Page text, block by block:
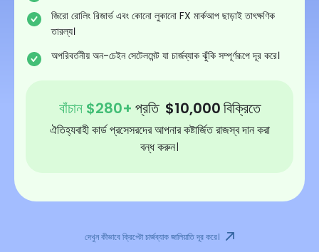
জিরো রোলিং রিজার্ভ এবং কোনো লুকানো FX মার্কআপ ছাড়াই তাৎক্ষণিক
তারল্য।
অপরিবর্তনীয় অন-চেইন সেটেলমেন্ট যা চার্জব্যাক ঝুঁকি সম্পূর্ণরূপে দূর করে।
বাঁচান $280+ প্রতি $10,000বিক্রিতে
ঐতিহ্যবাহী কার্ড প্রসেসরদের আপনার কষ্টার্জিত রাজস্ব দান করা
বন্ধ করুন।
দেখুন কীভাবে ক্রিপ্টো চার্জব্যাক জালিয়াতি দূর করে।